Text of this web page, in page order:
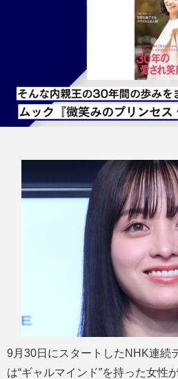
9月30日にスタートしたNHK連続
は“ギャルマインド”を持った女性